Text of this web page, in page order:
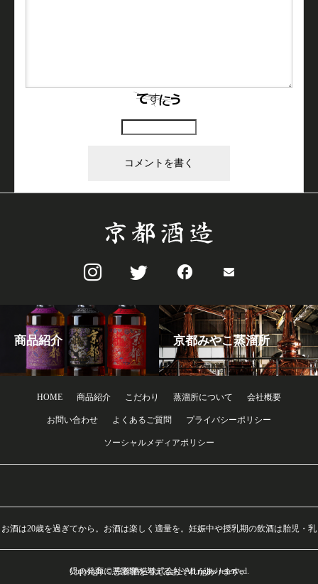
商品紹介 京都みやこ蒸溜所
HOME 商品紹介 こだわり 蒸溜所について 会社概要
お問い合わせ よくあるご質問 プライバシーポリシー
ソーシャルメディアポリシー
お酒は20歳を過ぎてから。お酒は楽しく適量を。妊娠中や授乳期の飲酒は胎児・乳
児の発育に悪影響を与えるおそれがあります。
Copyright © 京都酒造株式会社 All rights reserved.